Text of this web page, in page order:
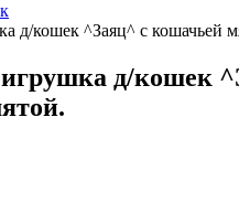
д/кошек ^Заяц^ с кошачьей
д/кошек